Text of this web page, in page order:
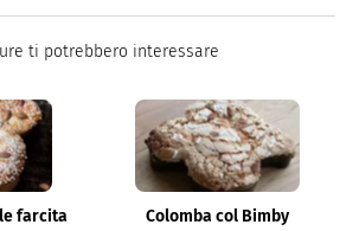
unisce la passione per libri e cucina. Ha
ti potrebbero interessare
farcita Colomba col Bimby